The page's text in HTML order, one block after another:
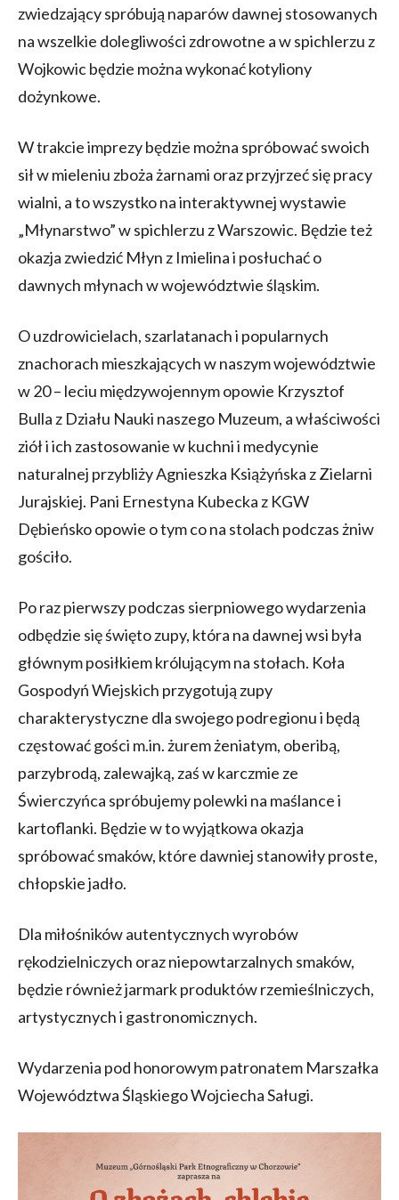
zwiedzający spróbują naparów dawnej stosowanych
na wszelkie dolegliwości zdrowotne a w spichlerzu z
Wojkowic będzie można wykonać kotyliony
dożynkowe.
W trakcie imprezy będzie można spróbować swoich
sił w mieleniu zboża żarnami oraz przyjrzeć się pracy
wialni, a to wszystko na interaktywnej wystawie
„Młynarstwo” w spichlerzu z Warszowic. Będzie też
okazja zwiedzić Młyn z Imielina i posłuchać o
dawnych młynach w województwie śląskim.
O uzdrowicielach, szarlatanach i popularnych
znachorach mieszkających w naszym województwie
w 20 – leciu międzywojennym opowie Krzysztof
Bulla z Działu Nauki naszego Muzeum, a właściwości
ziół i ich zastosowanie w kuchni i medycynie
naturalnej przybliży Agnieszka Książyńska z Zielarni
Jurajskiej. Pani Ernestyna Kubecka z KGW
Dębieńsko opowie o tym co na stolach podczas żniw
gościło.
Po raz pierwszy podczas sierpniowego wydarzenia
odbędzie się święto zupy, która na dawnej wsi była
głównym posiłkiem królującym na stołach. Koła
Gospodyń Wiejskich przygotują zupy
charakterystyczne dla swojego podregionu i będą
częstować gości m.in. żurem żeniatym, oberibą,
parzybrodą, zalewajką, zaś w karczmie ze
Świerczyńca spróbujemy polewki na maślance i
kartoflanki. Będzie w to wyjątkowa okazja
spróbować smaków, które dawniej stanowiły proste,
chłopskie jadło.
Dla miłośników autentycznych wyrobów
rękodzielniczych oraz niepowtarzalnych smaków,
będzie również jarmark produktów rzemieślniczych,
artystycznych i gastronomicznych.
Wydarzenia pod honorowym patronatem Marszałka
Województwa Śląskiego Wojciecha Saługi.